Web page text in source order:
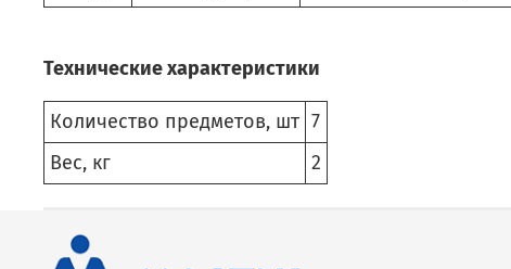
Технические характеристики
Количество предметов, шт 7
Вес, кг
2